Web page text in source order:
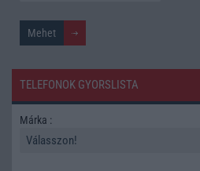
TELEFONOK GYORSLISTA
Márka :